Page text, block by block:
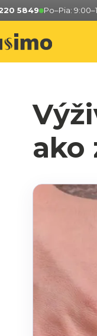
5849 Po–Pia:
ako